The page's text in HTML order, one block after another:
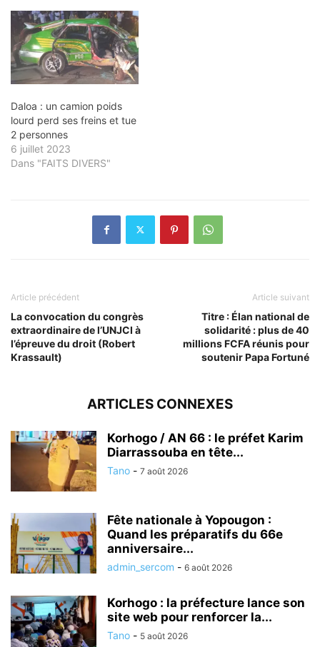
Daloa : un camion poids
lourd perd ses freins et tue
2 personnes
6 juillet 2023
Dans "FAITS DIVERS"
Article précédent
La convocation du congrès
extraordinaire de l’UNJCI à
l’épreuve du droit (Robert
Krassault)
Article suivant
Titre : Élan national de
solidarité : plus de 40
millions FCFA réunis pour
soutenir Papa Fortuné
ARTICLES CONNEXES
Korhogo / AN 66 : le préfet Karim
Diarrassouba en tête...
Tano - 7 août 2026
Fête nationale à Yopougon :
Quand les préparatifs du 66e
anniversaire...
admin_sercom - 6 août 2026
Korhogo : la préfecture lance son
site web pour renforcer la...
Tano - 5 août 2026